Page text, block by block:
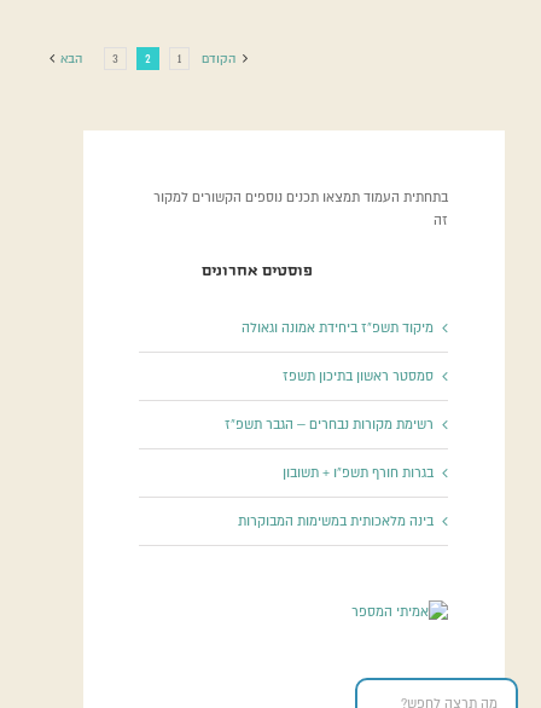
הקודם 1
2
3 הבא
בתחתית העמוד תמצאו תכנים נוספים הקשורים למקור
זה
פוסטים אחרונים
מיקוד תשפ”ז ביחידת אמונה וגאולה
סמסטר ראשון בתיכון תשפז
רשימת מקורות נבחרים – הגבר תשפ”ז
בגרות חורף תשפ”ו + תשובון
בינה מלאכותית במשימות המבוקרות